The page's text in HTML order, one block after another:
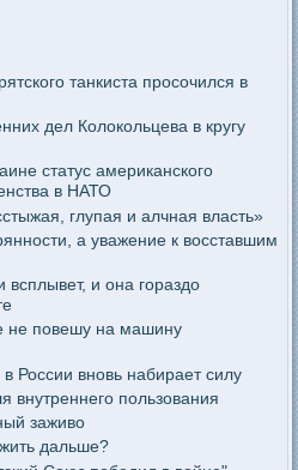
танкиста просочился в
дел Колокольцева в кругу
статус американского
в НАТО
глупая и алчная власть»
а уважение к восставшим
всплывет, и она гораздо
не повешу на машину
в России вновь набирает силу
пользования
заживо
дальше?